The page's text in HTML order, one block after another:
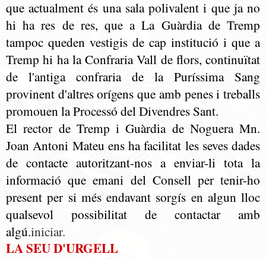
que actualment és una sala polivalent i que ja no
hi ha res de res, que a La Guàrdia de Tremp
tampoc queden vestigis de cap institució i que a
Tremp hi ha la Confraria Vall de flors, continuïtat
de l'antiga confraria de la Puríssima Sang
provinent d'altres orígens que amb penes i treballs
promouen la Processó del Divendres Sant.
El rector de Tremp i Guàrdia de Noguera Mn.
Joan Antoni Mateu ens ha facilitat les seves dades
de contacte autoritzant-nos a enviar-li tota la
informació que emani del Consell per tenir-ho
present per si més endavant sorgís en algun lloc
qualsevol possibilitat de contactar amb
algú.iniciar.
LA SEU D'URGELL